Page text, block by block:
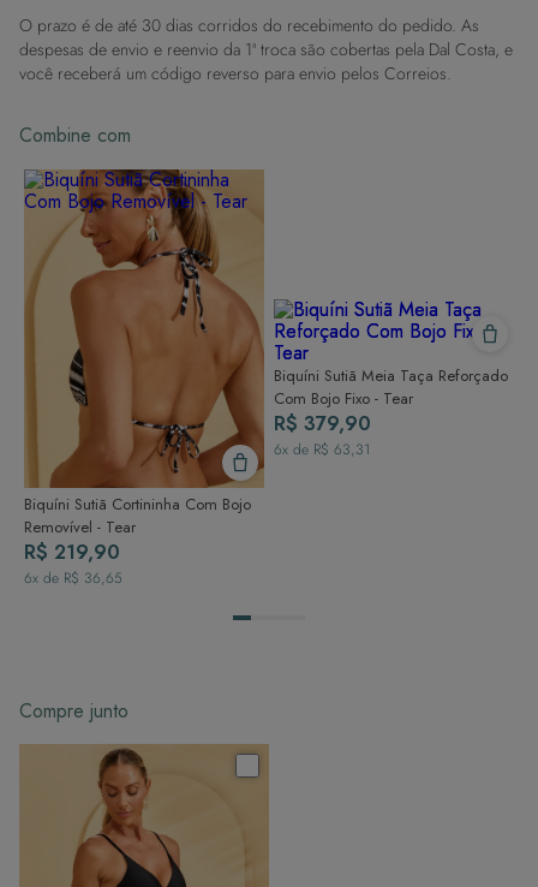
Dicas de Lavagem:
Lave rapidamente: Assim que possível, lave separado de outras peças.
À mão e com cuidado: Use água fria e sabão neutro, evitando máquina
Secagem ideal: Não deixe de molho nem guarde úmido. Seque à
Para cores vibrantes: Lave as peças antes do primeiro uso e siga as
dicas acima para manter as cores radiantes.
O prazo é de até 30 dias corridos do recebimento do pedido. As
despesas de envio e reenvio da 1ª troca são cobertas pela Dal Costa, e
você receberá um código reverso para envio pelos Correios.
Combine com
Biquíni Sutiã Cortininha Com Bojo
Removível - Tear
R$ 219,90
6x de R$ 36,65
Biquíni Sutiã Meia Taça Reforçado
Com Bojo Fixo - Tear
R$ 379,90
6x de R$ 63,31
Compre junto